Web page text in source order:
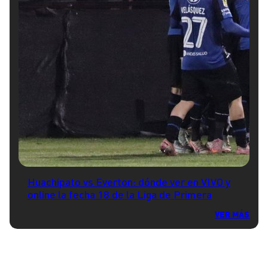
Huachipato vs Everton: dónde ver en VIVO y
online la fecha 18 de la Liga de Primera
VER MÁS